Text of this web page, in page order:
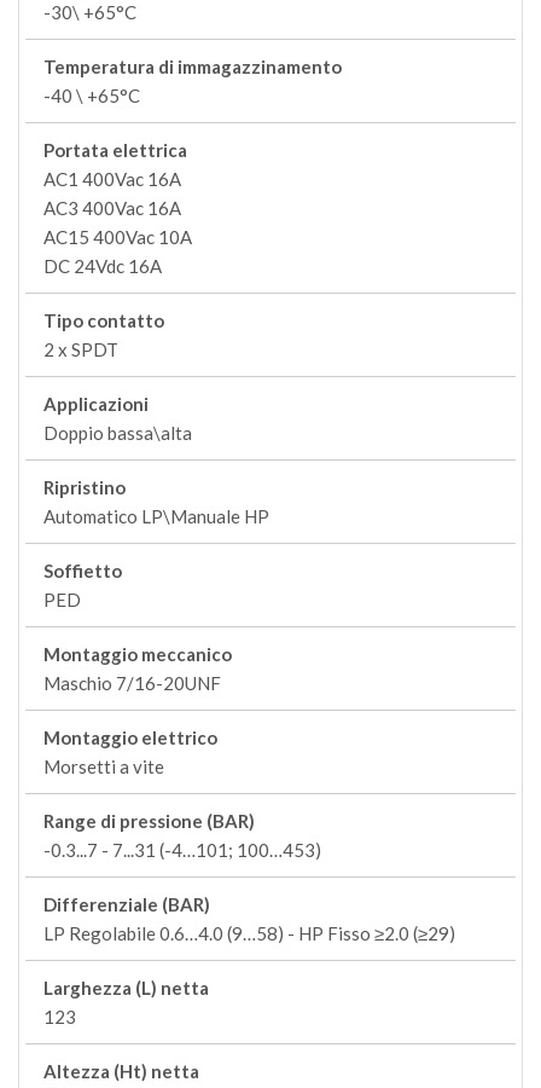
-30\ +65°C
Temperatura di immagazzinamento
-40 \ +65°C
Portata elettrica
AC1 400Vac 16A
AC3 400Vac 16A
AC15 400Vac 10A
DC 24Vdc 16A
Tipo contatto
2 x SPDT
Applicazioni
Doppio bassa\alta
Ripristino
Automatico LP\Manuale HP
Soffietto
PED
Montaggio meccanico
Maschio 7/16-20UNF
Montaggio elettrico
Morsetti a vite
Range di pressione (BAR)
-0.3...7 - 7...31 (-4…101; 100…453)
Differenziale (BAR)
LP Regolabile 0.6…4.0 (9…58) - HP Fisso ≥2.0 (≥29)
Larghezza (L) netta
123
Altezza (Ht) netta